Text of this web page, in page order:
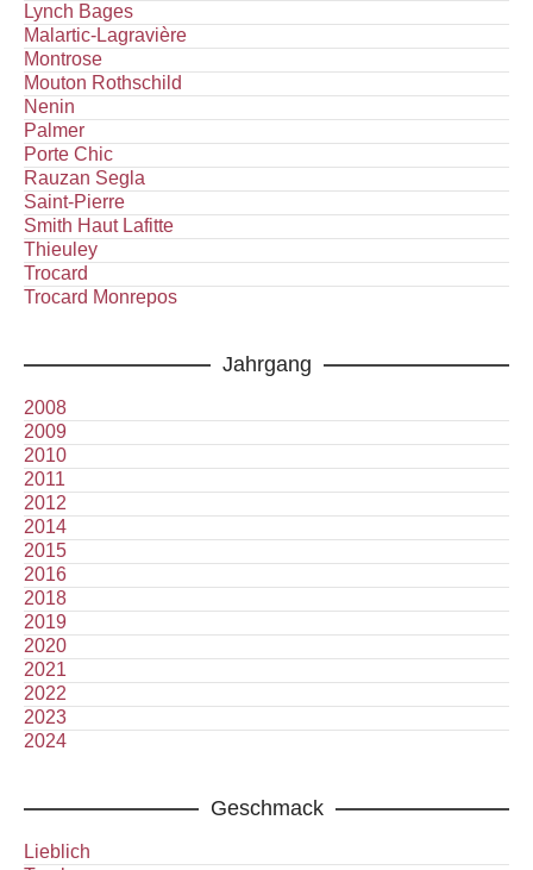
Lynch Bages
Malartic-Lagravière
Montrose
Mouton Rothschild
Nenin
Palmer
Porte Chic
Rauzan Segla
Saint-Pierre
Smith Haut Lafitte
Thieuley
Trocard
Trocard Monrepos
Jahrgang
2008
2009
2010
2011
2012
2014
2015
2016
2018
2019
2020
2021
2022
2023
2024
Geschmack
Lieblich